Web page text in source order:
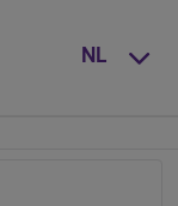
NL